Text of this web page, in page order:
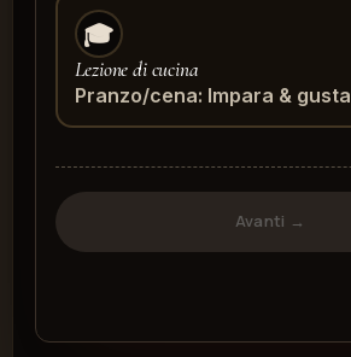
🎓
Lezione di cucina
Pranzo/cena: Impara & gusta
Avanti →